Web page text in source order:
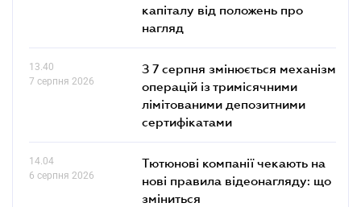
капіталу від положень про
нагляд
13.40
7 серпня 2026
З 7 серпня змінюється механізм
операцій із тримісячними
лімітованими депозитними
сертифікатами
14.04
6 серпня 2026
Тютюнові компанії чекають на
нові правила відеонагляду: що
зміниться